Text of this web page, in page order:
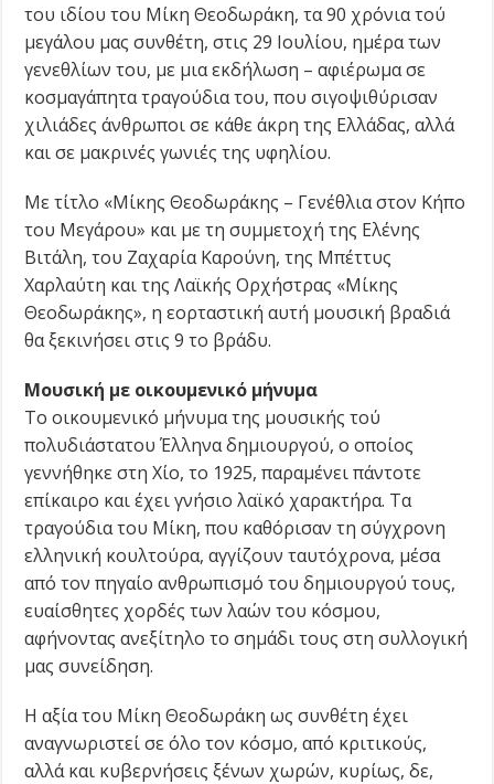
του ιδίου του Μίκη Θεοδωράκη, τα 90 χρόνια τού
μεγάλου μας συνθέτη, στις 29 Ιουλίου, ημέρα των
γενεθλίων του, με μια εκδήλωση – αφιέρωμα σε
κοσμαγάπητα τραγούδια του, που σιγοψιθύρισαν
χιλιάδες άνθρωποι σε κάθε άκρη της Ελλάδας, αλλά
και σε μακρινές γωνιές της υφηλίου.
Με τίτλο «Μίκης Θεοδωράκης – Γενέθλια στον Κήπο
του Μεγάρου» και με τη συμμετοχή της Ελένης
Βιτάλη, του Ζαχαρία Καρούνη, της Μπέττυς
Χαρλαύτη και της Λαϊκής Ορχήστρας «Μίκης
Θεοδωράκης», η εορταστική αυτή μουσική βραδιά
θα ξεκινήσει στις 9 το βράδυ.
Μουσική με οικουμενικό μήνυμα
Το οικουμενικό μήνυμα της μουσικής τού
πολυδιάστατου Έλληνα δημιουργού, ο οποίος
γεννήθηκε στη Χίο, το 1925, παραμένει πάντοτε
επίκαιρο και έχει γνήσιο λαϊκό χαρακτήρα. Τα
τραγούδια του Mίκη, που καθόρισαν τη σύγχρονη
ελληνική κουλτούρα, αγγίζουν ταυτόχρονα, μέσα
από τον πηγαίο ανθρωπισμό του δημιουργού τους,
ευαίσθητες χορδές των λαών του κόσμου,
αφήνοντας ανεξίτηλο το σημάδι τους στη συλλογική
μας συνείδηση.
Η αξία του Μίκη Θεοδωράκη ως συνθέτη έχει
αναγνωριστεί σε όλο τον κόσμο, από κριτικούς,
αλλά και κυβερνήσεις ξένων χωρών, κυρίως, δε,